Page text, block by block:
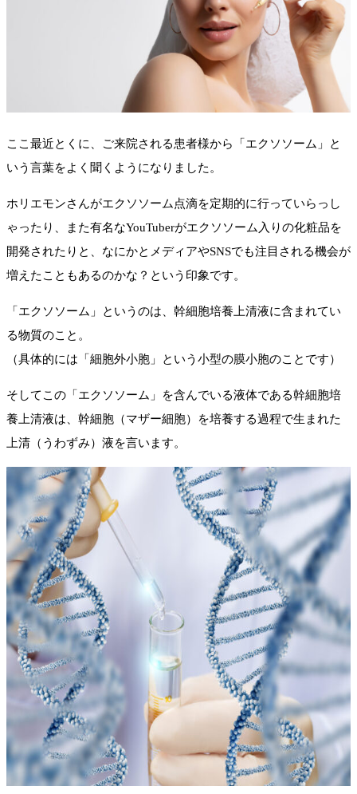
ここ最近とくに、ご来院される患者様から「エクソソーム」と
いう言葉をよく聞くようになりました。
ホリエモンさんがエクソソーム点滴を定期的に行っていらっし
ゃったり、また有名なYouTuberがエクソソーム入りの化粧品を
開発されたりと、なにかとメディアやSNSでも注目される機会が
増えたこともあるのかな？という印象です。
「エクソソーム」というのは、幹細胞培養上清液に含まれてい
る物質のこと。
（具体的には「細胞外小胞」という小型の膜小胞のことです）
そしてこの「エクソソーム」を含んでいる液体である幹細胞培
養上清液は、幹細胞（マザー細胞）を培養する過程で生まれた
上清（うわずみ）液を言います。